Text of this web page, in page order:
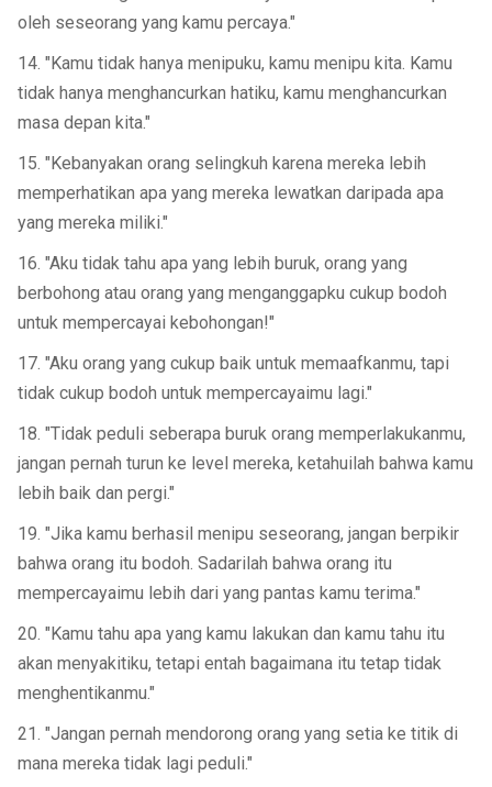
oleh seseorang yang kamu percaya."
14. "Kamu tidak hanya menipuku, kamu menipu kita. Kamu
tidak hanya menghancurkan hatiku, kamu menghancurkan
masa depan kita."
15. "Kebanyakan orang selingkuh karena mereka lebih
memperhatikan apa yang mereka lewatkan daripada apa
yang mereka miliki."
16. "Aku tidak tahu apa yang lebih buruk, orang yang
berbohong atau orang yang menganggapku cukup bodoh
untuk mempercayai kebohongan!"
17. "Aku orang yang cukup baik untuk memaafkanmu, tapi
tidak cukup bodoh untuk mempercayaimu lagi."
18. "Tidak peduli seberapa buruk orang memperlakukanmu,
jangan pernah turun ke level mereka, ketahuilah bahwa kamu
lebih baik dan pergi."
19. "Jika kamu berhasil menipu seseorang, jangan berpikir
bahwa orang itu bodoh. Sadarilah bahwa orang itu
mempercayaimu lebih dari yang pantas kamu terima."
20. "Kamu tahu apa yang kamu lakukan dan kamu tahu itu
akan menyakitiku, tetapi entah bagaimana itu tetap tidak
menghentikanmu."
21. "Jangan pernah mendorong orang yang setia ke titik di
mana mereka tidak lagi peduli."